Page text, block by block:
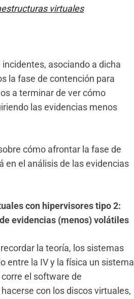
virtuales
asociando a dicha
la fase de contención para
a terminar de ver cómo
las evidencias menos
cómo afrontar la fase de
en el análisis de las evidencias
con hipervisores tipo 2:
evidencias (menos) volátiles
la teoría, los sistemas
entre la IV y la física un sistema
el software de
con los discos virtuales,